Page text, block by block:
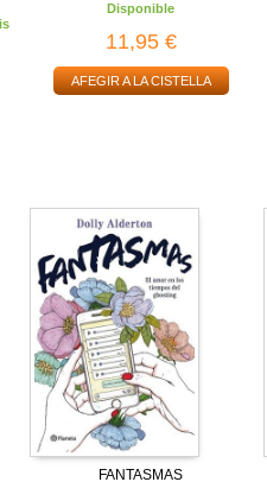
Disponible
11,95 €
AFEGIR A LA CISTELLA
FANTASMAS